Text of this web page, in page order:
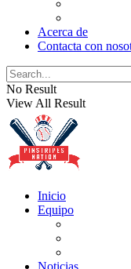
Acerca de
Contacta con
No Result
View All Result
Inicio
Equipo
Noticias